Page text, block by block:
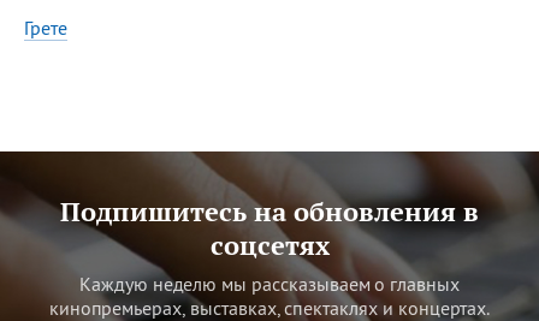
Грете
Подпишитесь на обновления в
соцсетях
Каждую неделю мы рассказываем о главных
кинопремьерах, выставках, спектаклях и концертах.
Сегодня празднуют именины
Александр,Макар
Анна